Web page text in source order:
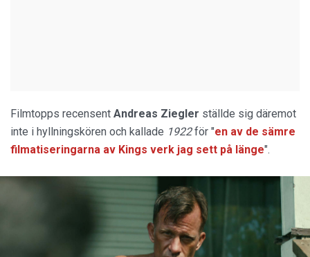
Filmtopps recensent Andreas Ziegler ställde sig däremot
inte i hyllningskören och kallade 1922för "en av de sämre
filmatiseringarna av Kings verk jag sett på länge".